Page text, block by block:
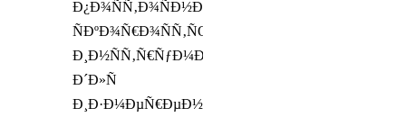
Ð¿Ð¾ÑÑ‚Ð¾ÑÐ½Ð½Ð¾Ð¹
ÑÐºÐ¾Ñ€Ð¾ÑÑ‚ÑŒÑŽ,
Ð¸Ð½ÑÑ‚Ñ€ÑƒÐ¼ÐµÐ½Ñ‚Ñ‹
Ð´Ð»Ñ
Ð¸Ð·Ð¼ÐµÑ€ÐµÐ½Ð¸Ñ